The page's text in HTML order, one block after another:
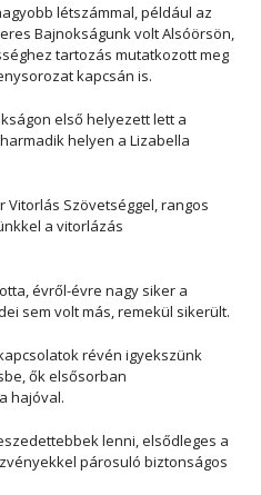
létszámmal, például az
Bajnokságunk volt Alsóörsön,
tartozás mutatkozott meg
kapcsán is.
első helyezett lett a
helyen a Lizabella
Vitorlás Szövetséggel, rangos
a vitorlázás
évről-évre nagy siker a
sem volt más, remekül sikerült.
révén igyekszünk
ők elsősorban
hajóval.
lenni, elsődleges a
párosuló biztonságos